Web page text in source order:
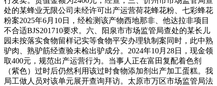
处的某蜂业无限公司未经许可出产运营荷花蜂花粉、七彩蜂花
粉案2025年6月10日，经检测该产物西地那非、他达拉非项目
不合适BJS201710要求。六、阳泉市市场监管局查处的某长儿
园未按落实食物留样记实等食物平安办理轨制案同时，此中熟
驴肉、熟驴筋经查验未检出驴成分。2024年10月28日，现金领
取400元，规范出产运营行为。当事人正在富田复配着色剂
（紫色）过时后仍然利用该过时食物添加剂出产加工蛋糕。我
局工做人员对该单元展开查询拜访。太原市万区市场监管局法